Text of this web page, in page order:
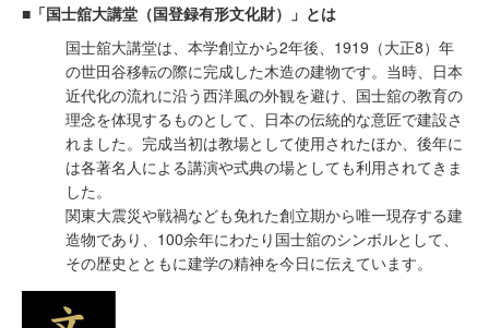
■「国士舘大講堂（国登録有形文化財）」とは
国士舘大講堂は、本学創立から2年後、1919（大正8）年
の世田谷移転の際に完成した木造の建物です。当時、日本
近代化の流れに沿う西洋風の外観を避け、国士舘の教育の
理念を体現するものとして、日本の伝統的な意匠で建設さ
れました。完成当初は教場として使用されたほか、後年に
は各著名人による講演や式典の場としても利用されてきま
した。
関東大震災や戦禍なども免れた創立期から唯一現存する建
造物であり、100余年にわたり国士舘のシンボルとして、
その歴史とともに建学の精神を今日に伝えています。